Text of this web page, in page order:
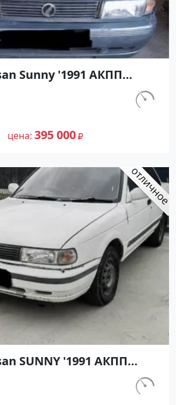
Sunny '1991 АКПП
Бензин инжектор
Серый Седан по
рублей, объявление
Авторынок23
км.
цена 395 000
SUNNY '1991 АКПП
Бензин инжектор
Черный Седан по
км.